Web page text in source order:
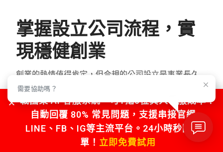
掌握設立公司流程，實
現穩健創業
創業的熱情值得肯定，但合規的公司設立是事業長久
發展的基石。透過我們對這 10 個設立公司流程常見錯
誤的深度剖析，您應已清楚認識到，設立公司不僅是
遞交文件、蓋章簽名的形式主義，更是一項涉及法
律、稅務、會計、股權等層面的專業決策。
從精準的名稱預查，到合理的資本額設定，再到完善
戰國策 AI 客服系統，可1抵5位真人客服成本！
自動回覆 80% 常見問題，支援串接官網、
LINE、FB、IG等主流平台。24小時秒回不漏
單！ 立即免費試用
需要協助嗎？